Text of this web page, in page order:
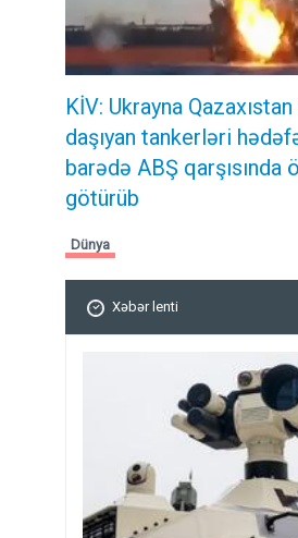
KİV: Ukrayna
daşıyan tankerləri
barədə ABŞ qarşısında
götürüb
Dünya
Xəbər lenti